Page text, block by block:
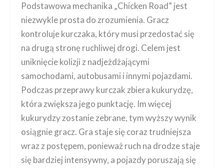
Podstawowa mechanika „Chicken Road” jest
niezwykle prosta do zrozumienia. Gracz
kontroluje kurczaka, który musi przedostać się
na drugą stronę ruchliwej drogi. Celem jest
uniknięcie kolizji z nadjeżdżającymi
samochodami, autobusami i innymi pojazdami.
Podczas przeprawy kurczak zbiera kukurydzę,
która zwiększa jego punktację. Im więcej
kukurydzy zostanie zebrane, tym wyższy wynik
osiągnie gracz. Gra staje się coraz trudniejsza
wraz z postępem, ponieważ ruch na drodze staje
się bardziej intensywny, a pojazdy poruszają się